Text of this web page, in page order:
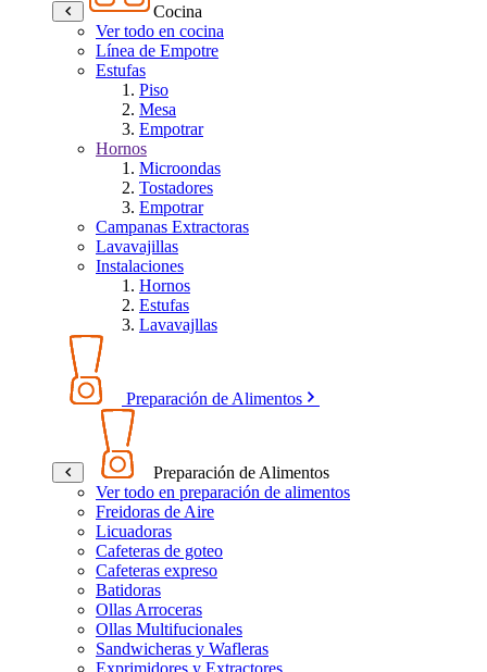
Cocina
Ver todo en cocina
Línea de Empotre
Estufas
Piso
Mesa
Empotrar
Hornos
Microondas
Tostadores
Empotrar
Campanas Extractoras
Lavavajillas
Instalaciones
Hornos
Estufas
Lavavajllas
Preparación de Alimentos
Preparación de Alimentos
Ver todo en preparación de alimentos
Freidoras de Aire
Licuadoras
Cafeteras de goteo
Cafeteras expreso
Batidoras
Ollas Arroceras
Ollas Multifucionales
Sandwicheras y Wafleras
Exprimidores y Extractores